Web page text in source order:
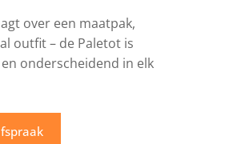
over een maatpak,
outfit – de Paletot is
onderscheidend in elk